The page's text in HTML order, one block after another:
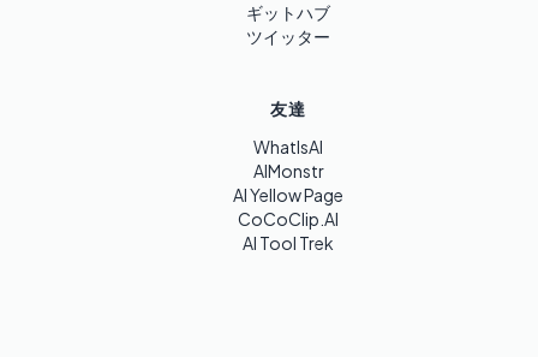
ギットハブ
ツイッター
友達
WhatIsAI
AIMonstr
AI Yellow Page
CoCoClip.AI
AI Tool Trek